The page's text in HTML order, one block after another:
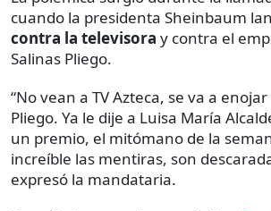
cuando la presidenta Sheinbaum
contra la televisora y contra el
Salinas Pliego.
“No vean a TV Azteca, se va a
Pliego. Ya le dije a Luisa María
un premio, el mitómano de la
increíble las mentiras, son
expresó la mandataria.